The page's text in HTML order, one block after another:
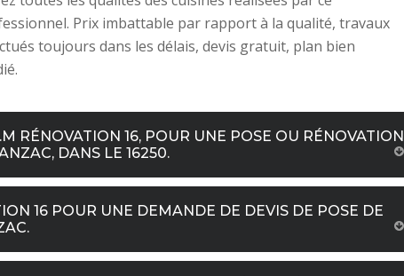
Prix imbattable par rapport à la qualité, travaux
toujours dans les délais, devis gratuit, plan bien
RÉNOVATION 16, POUR UNE POSE OU RÉNOVATION
DANS LE 16250.
16 POUR UNE DEMANDE DE DEVIS DE POSE DE